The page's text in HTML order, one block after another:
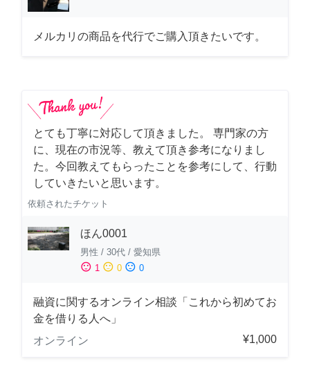
メルカリの商品を代行でご購入頂きたいです。
とても丁寧に対応して頂きました。 専門家の方
に、現在の市況等、教えて頂き参考になりまし
た。今回教えてもらったことを参考にして、行動
していきたいと思います。
依頼されたチケット
ほん0001
男性 / 30代 / 愛知県
sentiment_satisfied 1 sentiment_neutral 0 sentiment_dissatisfied 0
融資に関するオンライン相談「これから初めてお
金を借りる人へ」
オンライン
¥1,000